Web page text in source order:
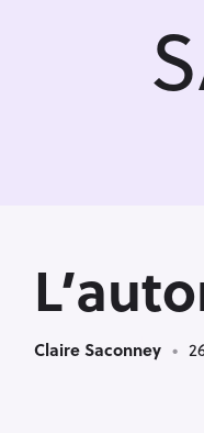
L
Claire Saconney